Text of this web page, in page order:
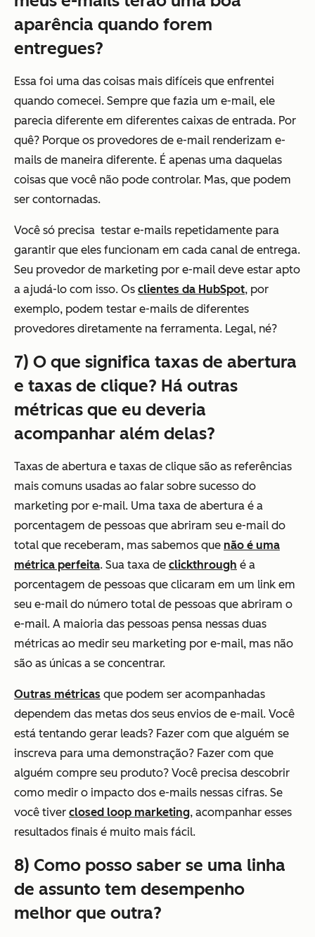
aparência quando forem
entregues?
Essa foi uma das coisas mais difíceis que enfrentei
quando comecei. Sempre que fazia um e-mail, ele
parecia diferente em diferentes caixas de entrada. Por
quê? Porque os provedores de e-mail renderizam e-
mails de maneira diferente. É apenas uma daquelas
coisas que você não pode controlar. Mas, que podem
ser contornadas.
Você só precisa testar e-mails repetidamente para
garantir que eles funcionam em cada canal de entrega.
Seu provedor de marketing por e-mail deve estar apto
a ajudá-lo com isso. Os clientes da HubSpot, por
exemplo, podem testar e-mails de diferentes
provedores diretamente na ferramenta. Legal, né?
7) O que significa taxas de abertura
e taxas de clique? Há outras
métricas que eu deveria
acompanhar além delas?
Taxas de abertura e taxas de clique são as referências
mais comuns usadas ao falar sobre sucesso do
marketing por e-mail. Uma taxa de abertura é a
porcentagem de pessoas que abriram seu e-mail do
total que receberam, mas sabemos que não é uma
métrica perfeita. Sua taxa de clickthrough é a
porcentagem de pessoas que clicaram em um link em
seu e-mail do número total de pessoas que abriram o
e-mail. A maioria das pessoas pensa nessas duas
métricas ao medir seu marketing por e-mail, mas não
são as únicas a se concentrar.
Outras métricas que podem ser acompanhadas
dependem das metas dos seus envios de e-mail. Você
está tentando gerar leads? Fazer com que alguém se
inscreva para uma demonstração? Fazer com que
alguém compre seu produto? Você precisa descobrir
como medir o impacto dos e-mails nessas cifras. Se
você tiver closed loop marketing, acompanhar esses
resultados finais é muito mais fácil.
8) Como posso saber se uma linha
de assunto tem desempenho
melhor que outra?